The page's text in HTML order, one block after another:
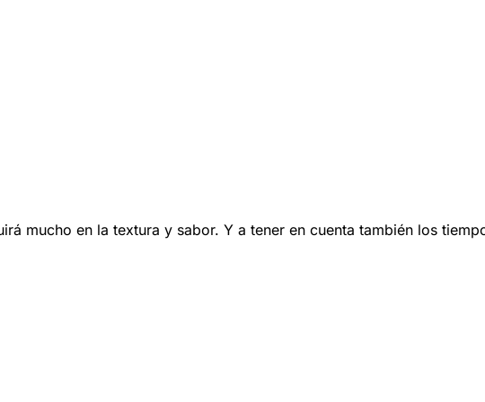
mucho en la textura y sabor. Y a tener en cuenta también los